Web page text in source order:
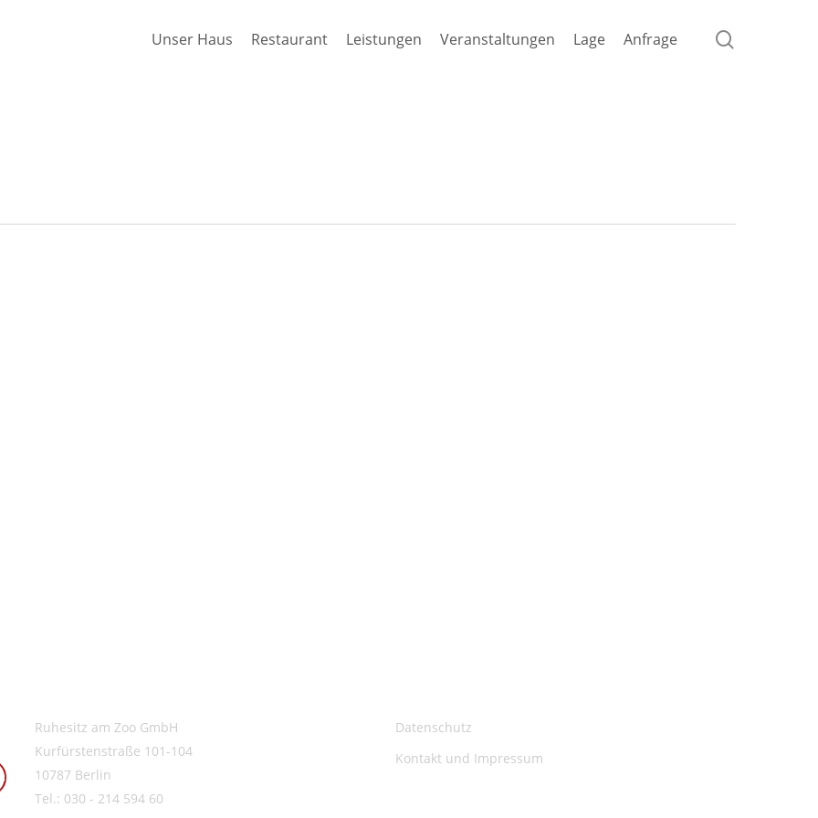
Unser Haus Restaurant Leistungen Veranstaltungen Lage Anfrage
Ruhesitz am Zoo GmbH
Kurfürstenstraße 101-104
10787 Berlin
Tel.: 030 - 214 594 60
Datenschutz
Kontakt und Impressum